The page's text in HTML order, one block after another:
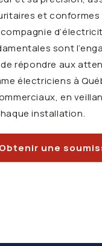
et conformes
sont
répondre aux
électriciens à
en
installation.
Obtenir une